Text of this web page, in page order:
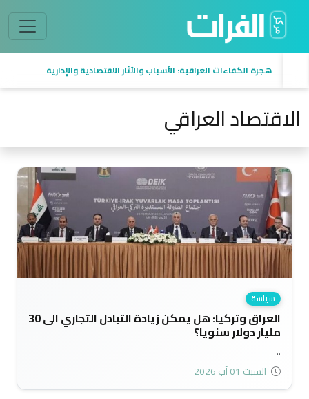
السيادة في العراق من منظور اقتصادي
الاقتصاد العراقي
سياسة
العراق وتركيا: هل يمكن زيادة التبادل التجاري الى 30
مليار دولار سنويا؟
..
السبت 01 آب 2026